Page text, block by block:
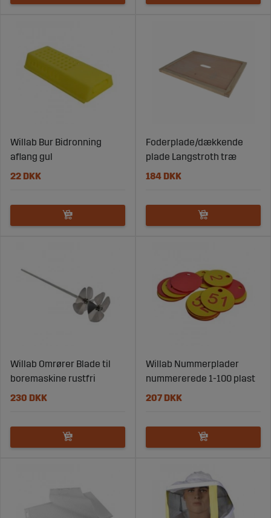
Willab Bur Bidronning
aflang gul
22 DKK
Foderplade/dækkende
plade Langstroth træ
184 DKK
Willab Omrører Blade til
boremaskine rustfri
230 DKK
Willab Nummerplader
nummererede 1-100 plast
207 DKK